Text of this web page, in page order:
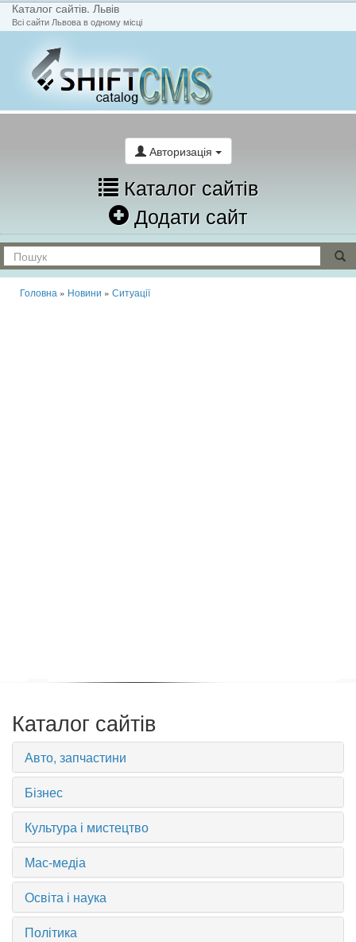
Каталог сайтів. Львів
Всі сайти Львова в одному місці
Авторизація
Каталог сайтів
Додати сайт
Головна » Новини » Ситуації
Каталог сайтів
Авто, запчастини
Бізнес
Культура і мистецтво
Мас-медіа
Освіта і наука
Політика